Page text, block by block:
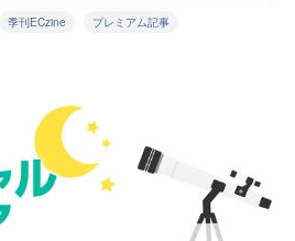
季刊ECzine プレミアム記事